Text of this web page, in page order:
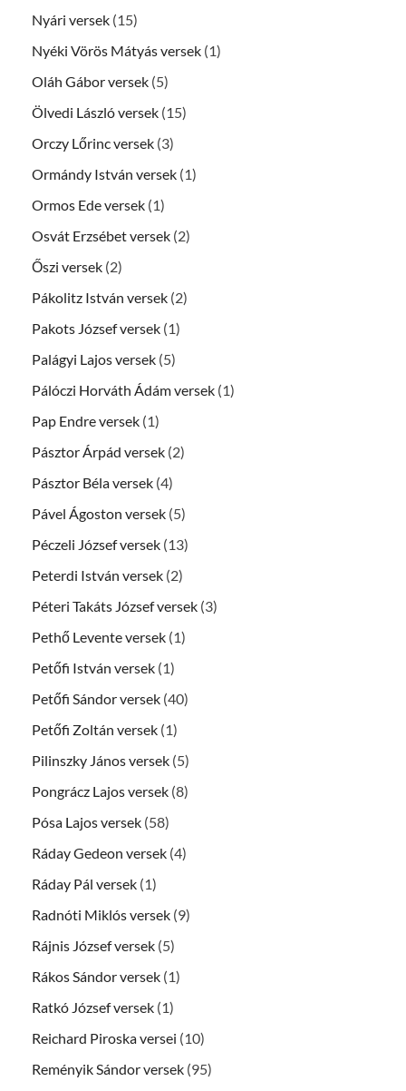
Nyári versek (15)
Nyéki Vörös Mátyás versek (1)
Oláh Gábor versek (5)
Ölvedi László versek (15)
Orczy Lőrinc versek (3)
Ormándy István versek (1)
Ormos Ede versek (1)
Osvát Erzsébet versek (2)
Őszi versek (2)
Pákolitz István versek (2)
Pakots József versek (1)
Palágyi Lajos versek (5)
Pálóczi Horváth Ádám versek (1)
Pap Endre versek (1)
Pásztor Árpád versek (2)
Pásztor Béla versek (4)
Pável Ágoston versek (5)
Péczeli József versek (13)
Peterdi István versek (2)
Péteri Takáts József versek (3)
Pethő Levente versek (1)
Petőfi István versek (1)
Petőfi Sándor versek (40)
Petőfi Zoltán versek (1)
Pilinszky János versek (5)
Pongrácz Lajos versek (8)
Pósa Lajos versek (58)
Ráday Gedeon versek (4)
Ráday Pál versek (1)
Radnóti Miklós versek (9)
Rájnis József versek (5)
Rákos Sándor versek (1)
Ratkó József versek (1)
Reichard Piroska versei (10)
Reményik Sándor versek (95)